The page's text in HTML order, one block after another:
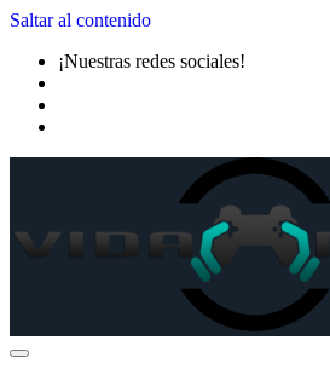
Saltar al contenido
¡Nuestras redes sociales!